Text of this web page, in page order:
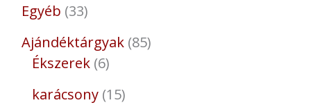
Egyéb 33
Ajándéktárgyak 85
Ékszerek 6
karácsony 15